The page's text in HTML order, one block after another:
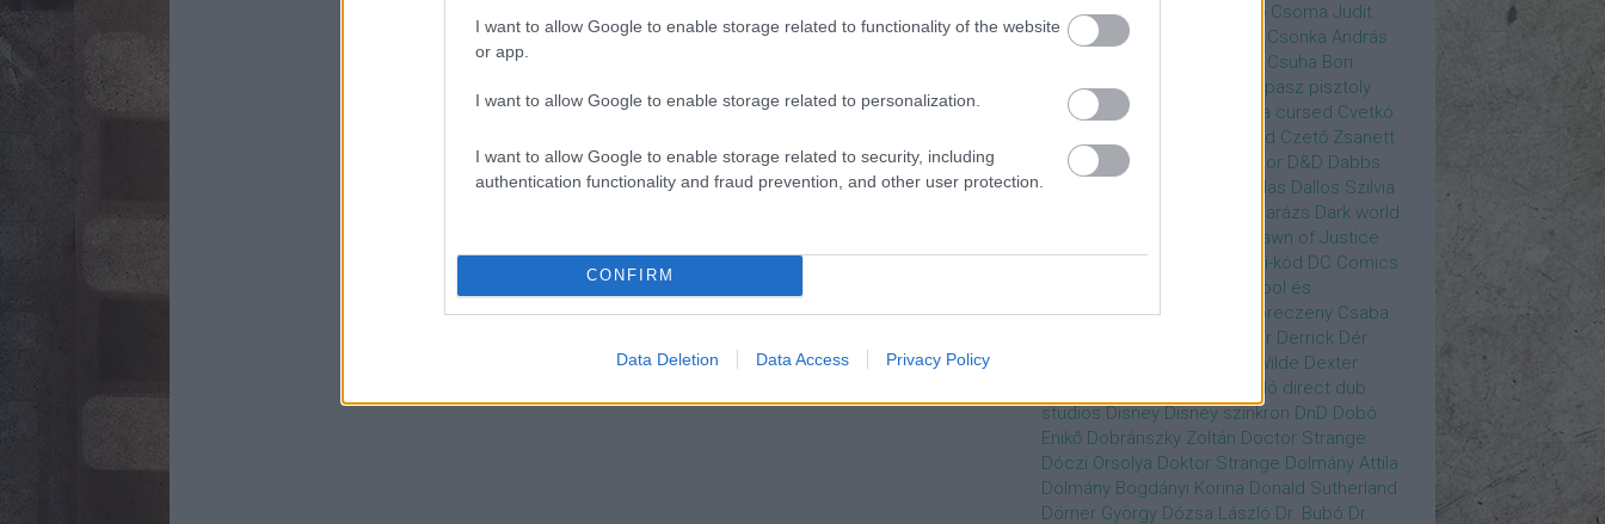
I want to allow Google to enable storage related to functionality of the website
or app.
I want to allow Google to enable storage related to personalization.
I want to allow Google to enable storage related to security, including
authentication functionality and fraud prevention, and other user protection.
CONFIRM
Data Deletion Data Access Privacy Policy
Csillagok Háborúja
Csodanő Csoma Judit
Csomós Mari
Csonka András
Csuha Bori
Csuha Lajos
Csupasz pisztoly
Csurka László
Csűrös Karola cursed Cvetkó
Czető Roland Czető Zsanett
Czigány Judit
Czvetkó Sándor D&D Dabbs
Greer
Dallas Dallos Szilvia
Darázs Dark world
Dawn of Justice
Days of Future Past
Da Vinci-kód DC Comics
Deadpool és
Rozsomák Dead To Me
Debreczeny Csaba
Denevérember Derrick Dér
Devora Wilde Dexter
díjátadó direct dub
studios Disney Disney szinkron DnD Dobó
Enikő Dobránszky Zoltán Doctor Strange
Dóczi Orsolya Doktor Strange Dolmány Attila
Dolmány Bogdányi Korina Donald Sutherland
Dörner György Dózsa László Dr. Bubó Dr.